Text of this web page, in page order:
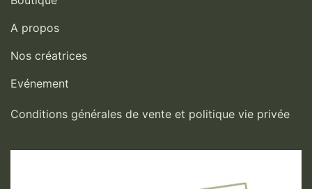
A propos
Nos créatrices
Evénement
Conditions générales de vente et politique vie privée